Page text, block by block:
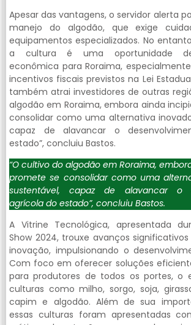
Apesar das vantagens, o servidor alerta
manejo do algodão, que exige
equipamentos especializados. No
a cultura é uma oportunidade de
econômica para Roraima,
incentivos fiscais previstos na Lei
também atrai investidores de outras
algodão em Roraima, embora ainda
consolidar como uma alternativa
capaz de alavancar o
estado”, concluiu Bastos.
“O cultivo do algodão em Roraima,
promete se consolidar como uma
sustentável, capaz de alavancar o
agrícola do estado”, concluiu Bastos.
A Vitrine Tecnológica, apresentada
Show 2024, trouxe avanços
inovação, impulsionando o
Com foco em oferecer soluções
para produtores de todos os portes, o
culturas como milho, sorgo, soja,
capim e algodão. Além de sua
essas culturas foram apresentadas